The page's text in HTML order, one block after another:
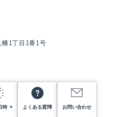
1丁目1番1号
時 よくある質問 お問い合わせ